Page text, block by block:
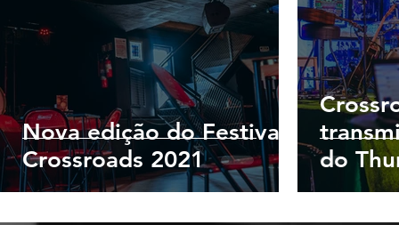
Nova edição do Festival
Crossroads 2021
do